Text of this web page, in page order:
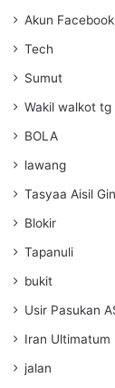
Akun Facebook
Tech
Sumut
Wakil walkot tg
BOLA
lawang
Tasyaa Aisil
Blokir
Tapanuli
bukit
Usir Pasukan
Iran Ultimatum
jalan